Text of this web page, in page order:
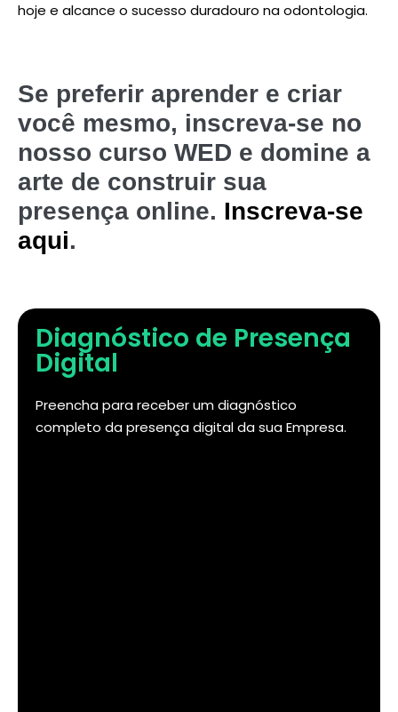
hoje e alcance o sucesso duradouro na odontologia.
Se preferir aprender e criar
você mesmo, inscreva-se no
nosso curso WED e domine a
arte de construir sua
presença online. Inscreva-se
aqui.
Diagnóstico de Presença
Digital
Preencha para receber um diagnóstico
completo da presença digital da sua Empresa.